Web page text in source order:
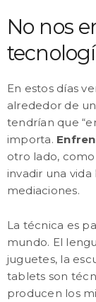
No nos
En estos días
alrededor de
tendrían que
importa.
otro lado,
invadir una
mediaciones.
La técnica es
mundo. El
juguetes, la
tablets son
producen los